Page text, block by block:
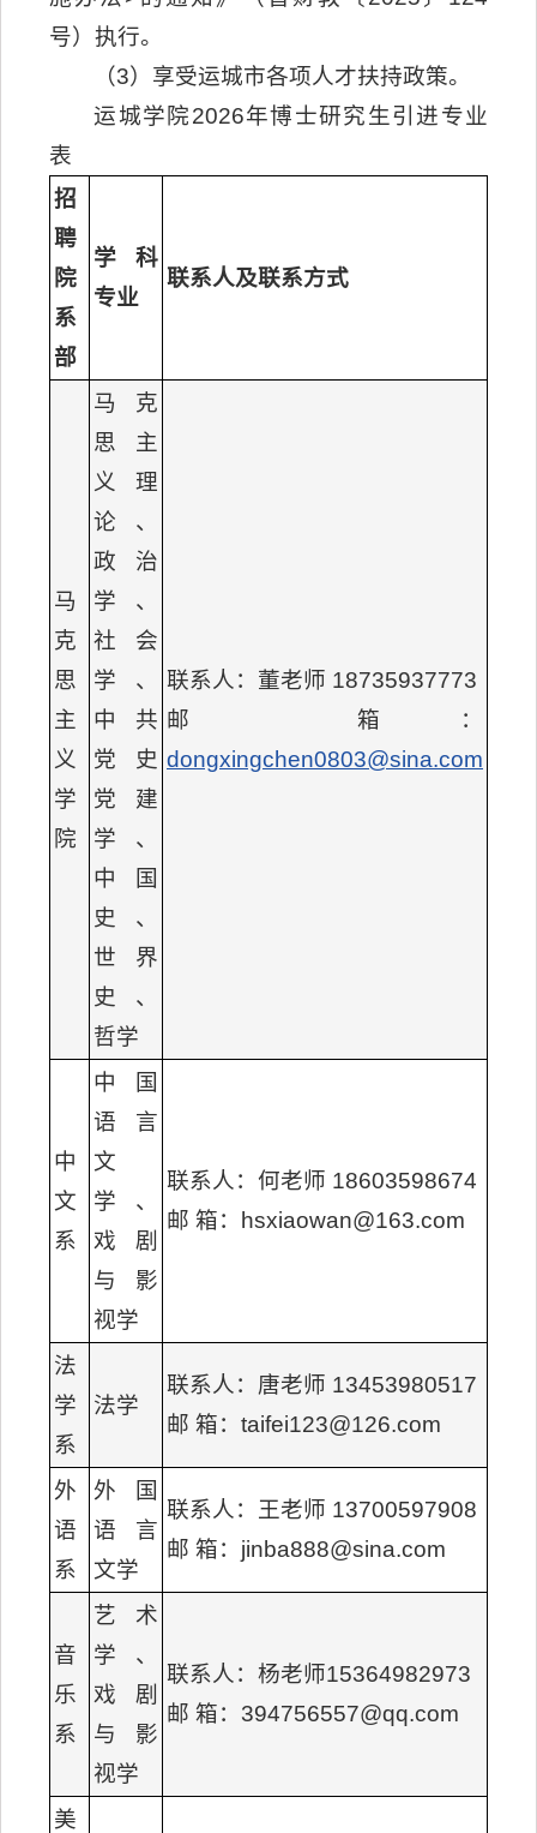
号）执行。
（3）享受运城市各项人才扶持政策。
运城学院2026年博士研究生引进专业
表
招
聘
院
系
部
学科
专业
联系人及联系方式
马
克
思
主
义
学
院
马克
思主
义理
论、
政治
学、
社会
学、
中共
党史
党建
学、
中国
史、
世界
史、
哲学
联系人：董老师 18735937773
邮 箱：
dongxingchen0803@sina.com
中
文
系
中国
语言
文
学、
戏剧
与影
视学
联系人：何老师 18603598674
邮 箱：hsxiaowan@163.com
法
学
系
法学
联系人：唐老师 13453980517
邮 箱：taifei123@126.com
外
语
系
外国
语言
文学
联系人：王老师 13700597908
邮 箱：jinba888@sina.com
音
乐
系
艺术
学、
戏剧
与影
视学
联系人：杨老师15364982973
邮 箱：394756557@qq.com
美